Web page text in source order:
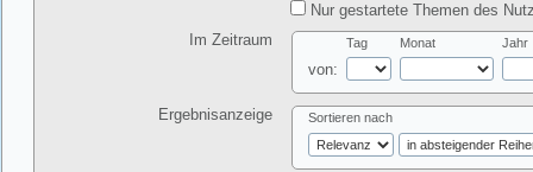
Nur gestartete Themen des
Im Zeitraum
von:
Tag Monat Jahr
Ergebnisanzeige Sortieren nach